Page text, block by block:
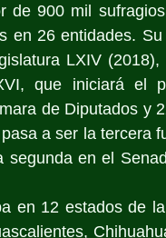
de 900 mil
en 26 entidades. Su
LXIV
que iniciará el
de Diputados y
a ser la tercera
segunda en el
en 12 estados de